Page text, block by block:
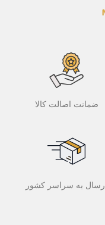
ضمانت اصالت کالا
ارسال به سراسر کشور